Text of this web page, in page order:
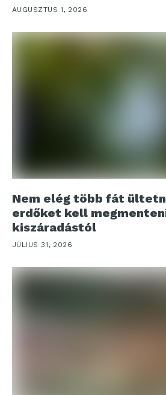
AUGUSZTUS 1, 2026
Nem elég több fát
erdőket kell
kiszáradástól
JÚLIUS 31, 2026